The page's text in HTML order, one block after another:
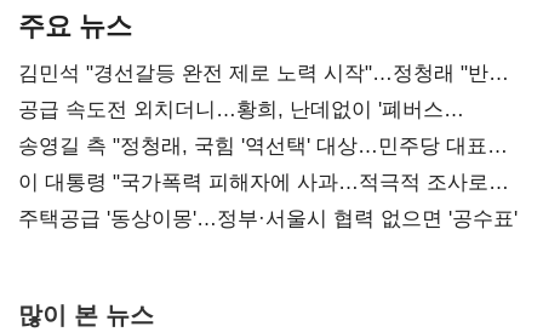
주요 뉴스
김민석 "경선갈등 완전 제로 노력 시작"…정청래 "반명
공세 사과부터 해야"
공급 속도전 외치더니…황희, 난데없이 '폐버스
리모델링' 제안
송영길 측 "정청래, 국힘 '역선택' 대상…민주당 대표로
총선 지휘 못해"
이 대통령 "국가폭력 피해자에 사과…적극적 조사로
진실 밝혀야"
주택공급 '동상이몽'…정부·서울시 협력 없으면 '공수표'
많이 본 뉴스